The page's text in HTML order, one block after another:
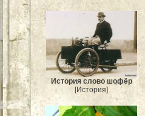
История слово шофёр
[История]